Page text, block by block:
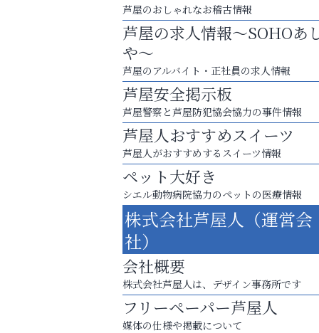
猫背･側弯、背骨の歪みを
整えませんか？
ラ・ミカ矯正歯科
芦屋のおしゃれなお稽古情報
芦屋の求人情報～SOHOあ
や～
芦屋のアルバイト・正社員の求人情報
芦屋安全掲示板
芦屋警察と芦屋防犯協会協力の事件情報
芦屋人おすすめスイーツ
芦屋人がおすすめするスイーツ情報
ペット大好き
シエル動物病院協力のペットの医療情報
株式会社芦屋人（運営会
社）
会社概要
株式会社芦屋人は、デザイン事務所です
フリーペーパー芦屋人
媒体の仕様や掲載について